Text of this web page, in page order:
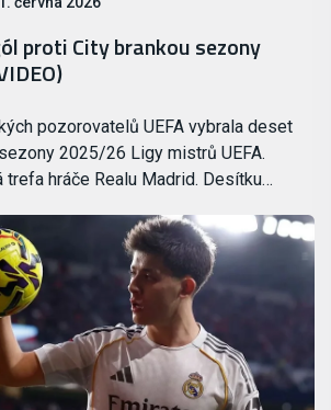
proti City brankou sezony
pozorovatelů UEFA vybrala deset
2025/26 Ligy mistrů UEFA.
hráče Realu Madrid. Desítku…